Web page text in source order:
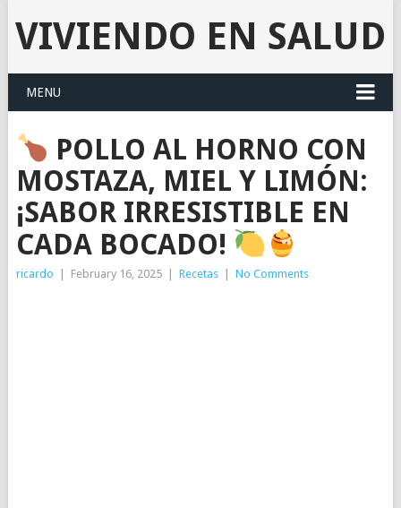
VIVIENDO EN SALUD
MENU
POLLO AL HORNO CON
MOSTAZA, MIEL Y LIMÓN:
¡SABOR IRRESISTIBLE EN
CADA BOCADO!
ricardo | February 16, 2025 | Recetas | No Comments